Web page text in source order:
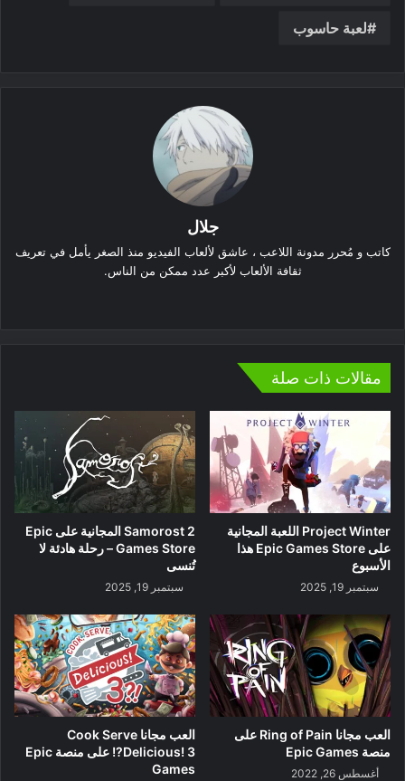
لعبة حاسوب
جلال
كاتب و مُحرر مدونة اللاعب ، عاشق لألعاب الفيديو منذ الصغر يأمل في تعريف
ثقافة الألعاب لأكبر عدد ممكن من الناس.
مقالات ذات صلة
Project Winter اللعبة المجانية
على Epic Games Store هذا
الأسبوع
سبتمبر 19, 2025
Samorost 2 المجانية على Epic
Games Store – رحلة هادئة لا
تُنسى
سبتمبر 19, 2025
العب مجانا Ring of Pain على
منصة Epic Games
أغسطس 26, 2022
العب مجانا Cook Serve
Delicious! 3?! على منصة Epic
Games